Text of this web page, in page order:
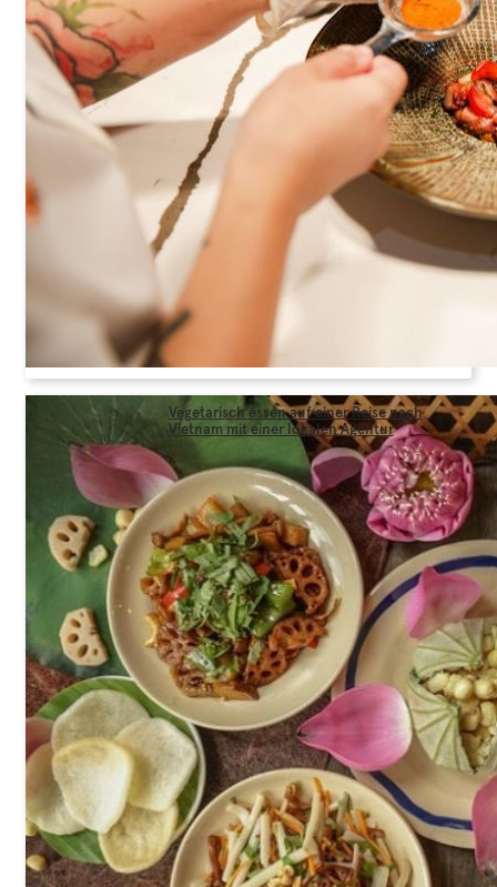
Vegetarisch essen auf einer Reise nach
Vietnam mit einer lokalen Agentur